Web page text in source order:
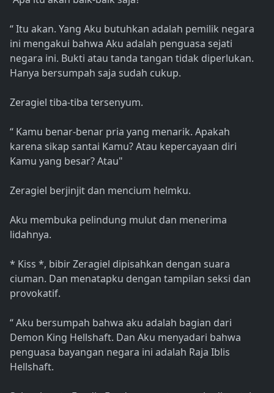
“ Itu akan. Yang Aku butuhkan adalah pemilik negara
ini mengakui bahwa Aku adalah penguasa sejati
negara ini. Bukti atau tanda tangan tidak diperlukan.
Hanya bersumpah saja sudah cukup.
Zeragiel tiba-tiba tersenyum.
“ Kamu benar-benar pria yang menarik. Apakah
karena sikap santai Kamu? Atau kepercayaan diri
Kamu yang besar? Atau"
Zeragiel berjinjit dan mencium helmku.
Aku membuka pelindung mulut dan menerima
lidahnya.
* Kiss *, bibir Zeragiel dipisahkan dengan suara
ciuman. Dan menatapku dengan tampilan seksi dan
provokatif.
“ Aku bersumpah bahwa aku adalah bagian dari
Demon King Hellshaft. Dan Aku menyadari bahwa
penguasa bayangan negara ini adalah Raja Iblis
Hellshaft.